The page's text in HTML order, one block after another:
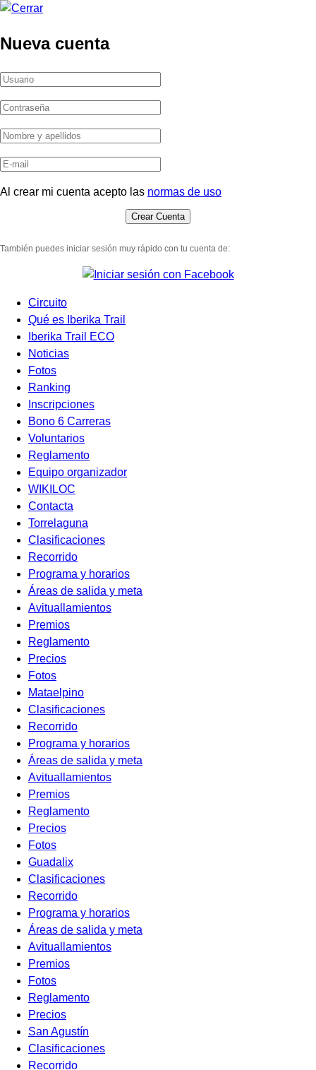
Nueva cuenta
Al crear mi cuenta acepto las normas de uso
También puedes iniciar sesión muy rápido con tu cuenta de:
Circuito
Qué es Iberika Trail
Iberika Trail ECO
Noticias
Fotos
Ranking
Inscripciones
Bono 6 Carreras
Voluntarios
Reglamento
Equipo organizador
WIKILOC
Contacta
Torrelaguna
Clasificaciones
Recorrido
Programa y horarios
Áreas de salida y meta
Avituallamientos
Premios
Reglamento
Precios
Fotos
Mataelpino
Clasificaciones
Recorrido
Programa y horarios
Áreas de salida y meta
Avituallamientos
Premios
Reglamento
Precios
Fotos
Guadalix
Clasificaciones
Recorrido
Programa y horarios
Áreas de salida y meta
Avituallamientos
Premios
Fotos
Reglamento
Precios
San Agustín
Clasificaciones
Recorrido